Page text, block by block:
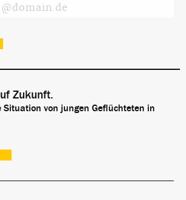
Zukunft.
Situation von jungen Geflüchteten in